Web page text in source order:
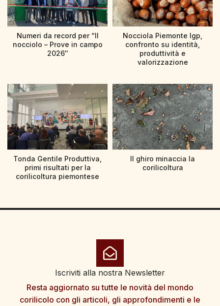
Numeri da record per “Il
nocciolo – Prove in campo
2026″
Nocciola Piemonte Igp,
confronto su identità,
produttività e
valorizzazione
Tonda Gentile Produttiva,
primi risultati per la
corilicoltura piemontese
Il ghiro minaccia la
corilicoltura
Iscriviti alla nostra Newsletter
Resta aggiornato su tutte le novità del mondo
corilicolo con gli articoli, gli approfondimenti e le